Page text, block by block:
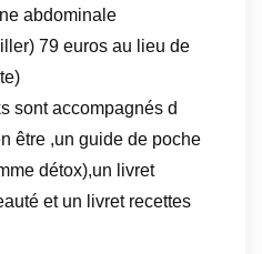
abdominale
79 euros au lieu de
sont accompagnés d
être ,un guide de poche
détox),un livret
et un livret recettes